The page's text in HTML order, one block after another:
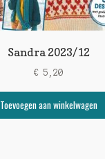
Sandra 2023/12
€ 5,20
Toevoegen aan winkelwagen